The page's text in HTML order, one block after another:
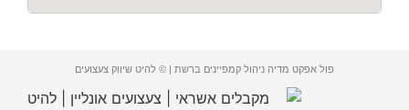
פול אפקט מדיה ניהול קמפיינים ברשת | © להיט שיווק צעצועים